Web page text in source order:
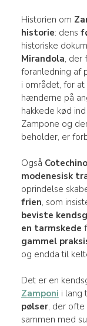
Historien om
historie: dens
historiske
Mirandola, der
foranledning af
i området, for
hænderne på
hakkede kød
Zampone og
beholder, er
Også Cotechino
modenesisk
oprindelse
frien, som
beviste
en tarmskede
gammel
og endda til
Det er en
Zamponi i lang
pølser, der ofte
sammen med